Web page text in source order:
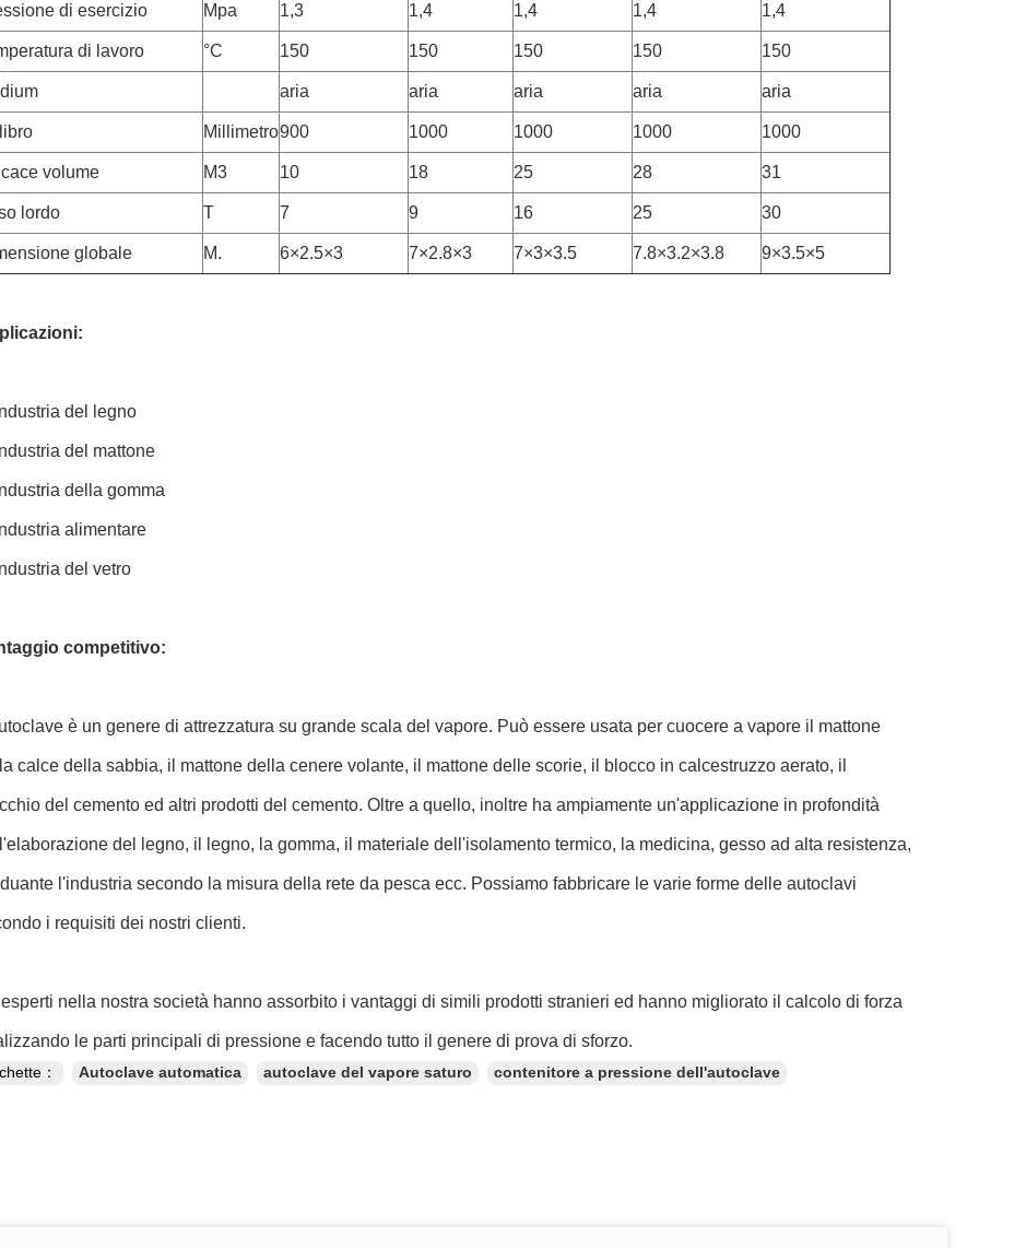
di esercizio Mpa 1,3 1,4 1,4 1,4 1,4
di lavoro °C 150 150 150 150 150
aria aria aria aria aria
Millimetro900 1000 1000 1000 1000
volume M3 10 18 25 28 31
lordo T 7 9 16 25 30
globale M. 6×2.5×3 7×2.8×3 7×3×3.5 7.8×3.2×3.8 9×3.5×5
del legno
del mattone
della gomma
alimentare
del vetro
competitivo:
è un genere di attrezzatura su grande scala del vapore. Può essere usata per cuocere a vapore il mattone
calce della sabbia, il mattone della cenere volante, il mattone delle scorie, il blocco in calcestruzzo aerato, il
del cemento ed altri prodotti del cemento. Oltre a quello, inoltre ha ampiamente un'applicazione in profondità
del legno, il legno, la gomma, il materiale dell'isolamento termico, la medicina, gesso ad alta resistenza,
l'industria secondo la misura della rete da pesca ecc. Possiamo fabbricare le varie forme delle autoclavi
i requisiti dei nostri clienti.
nella nostra società hanno assorbito i vantaggi di simili prodotti stranieri ed hanno migliorato il calcolo di forza
le parti principali di pressione e facendo tutto il genere di prova di sforzo.
： Autoclave automatica autoclave del vapore saturo contenitore a pressione dell'autoclave